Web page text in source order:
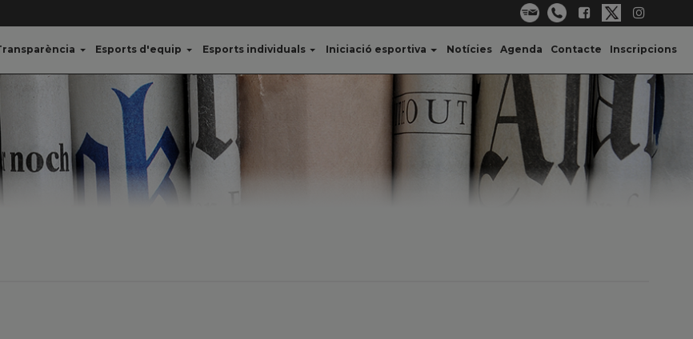
Esports d'equip Esports individuals Iniciació esportiva Notícies Agenda Contacte Inscripcions